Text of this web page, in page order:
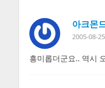
아크몬
2005-08-
흥미롭더군요.. 역시